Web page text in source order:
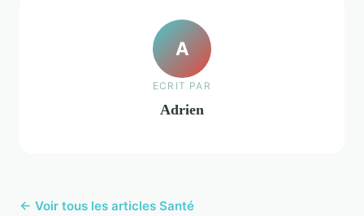
A
ECRIT PAR
Adrien
← Voir tous les articles Santé